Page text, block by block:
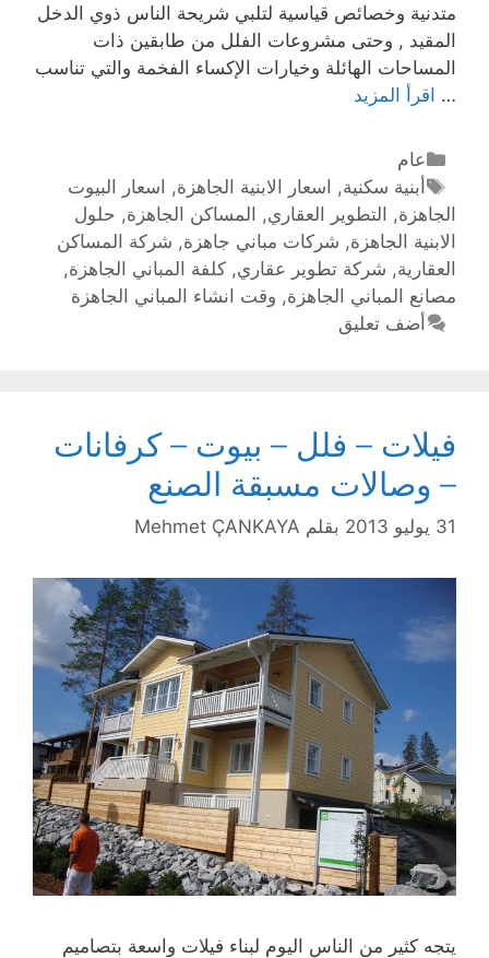
متدنية وخصائص قياسية لتلبي شريحة الناس ذوي الدخل
المقيد , وحتى مشروعات الفلل من طابقين ذات
المساحات الهائلة وخيارات الإكساء الفخمة والتي تناسب
… اقرأ المزيد
عام
أبنية سكنية, اسعار الابنية الجاهزة, اسعار البيوت
الجاهزة, التطوير العقاري, المساكن الجاهزة, حلول
الابنية الجاهزة, شركات مباني جاهزة, شركة المساكن
العقارية, شركة تطوير عقاري, كلفة المباني الجاهزة,
مصانع المباني الجاهزة, وقت انشاء المباني الجاهزة
أضف تعليق
فيلات – فلل – بيوت – كرفانات
– وصالات مسبقة الصنع
31 يوليو 2013 بقلم Mehmet ÇANKAYA
يتجه كثير من الناس اليوم لبناء فيلات واسعة بتصاميم